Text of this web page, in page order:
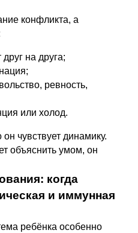
конфликта, а
на друга;
ревность,
или холод.
чувствует динамику.
объяснить умом, он
когда
и иммунная
ребёнка особенно